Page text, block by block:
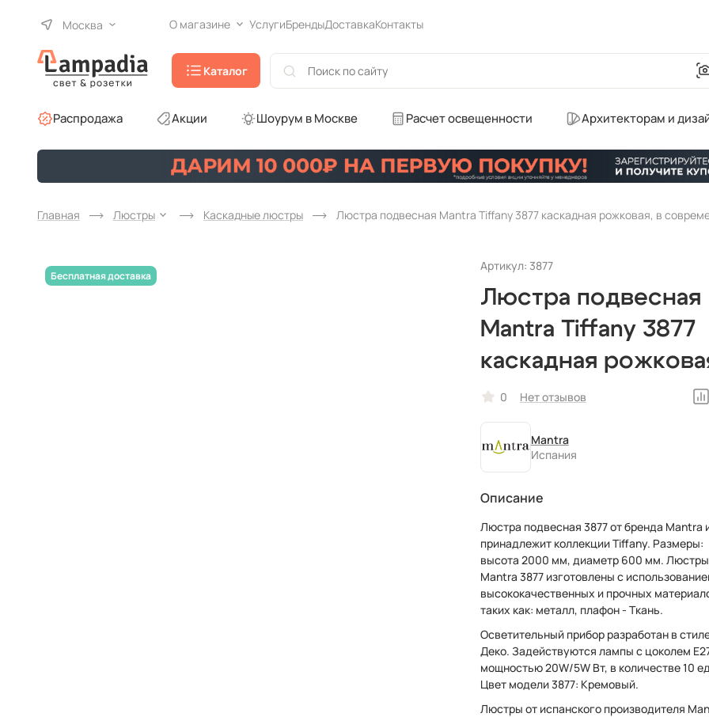
Москва О магазине УслугиБрендыДоставкаКонтакты
Каталог
Распродажа Акции Шоурум в Москве Расчет освещенности Архитекторам и
Главная Люстры Каскадные люстры Люстра подвесная Mantra Tiffany 3877 каскадная рожковая, в
Артикул: 3877
Люстра подвесная
Mantra Tiffany 3877
каскадная
в современном
0 Нет отзывов
Mantra
Испания
Описание
Люстра подвесная 3877 от бренда Mantra
принадлежит коллекции Tiffany. Размеры:
высота 2000 мм, диаметр 600 мм. Люстры
Mantra 3877 изготовлены с
высококачественных и прочных
таких как: металл, плафон - Ткань.
Осветительный прибор разработан в
Деко. Задействуются лампы с цоколем
мощностью 20W/5W Вт, в количестве 10
Цвет модели 3877: Кремовый.
Люстры от испанского производителя